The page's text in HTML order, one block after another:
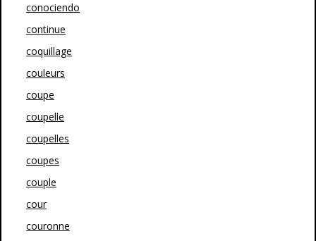
conociendo
continue
coquillage
couleurs
coupe
coupelle
coupelles
coupes
couple
cour
couronne